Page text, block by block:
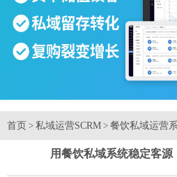
首页 > 私域运营SCRM > 餐饮私域运营
用餐饮私域系统稳定客源